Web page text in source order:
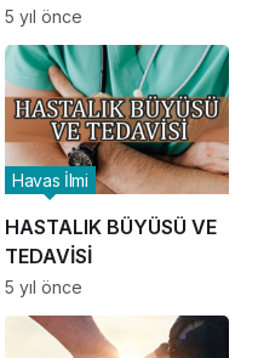
5 yıl önce
HASTALIK BÜYÜSÜ VE
TEDAVİSİ
Havas İlmi
5 yıl önce